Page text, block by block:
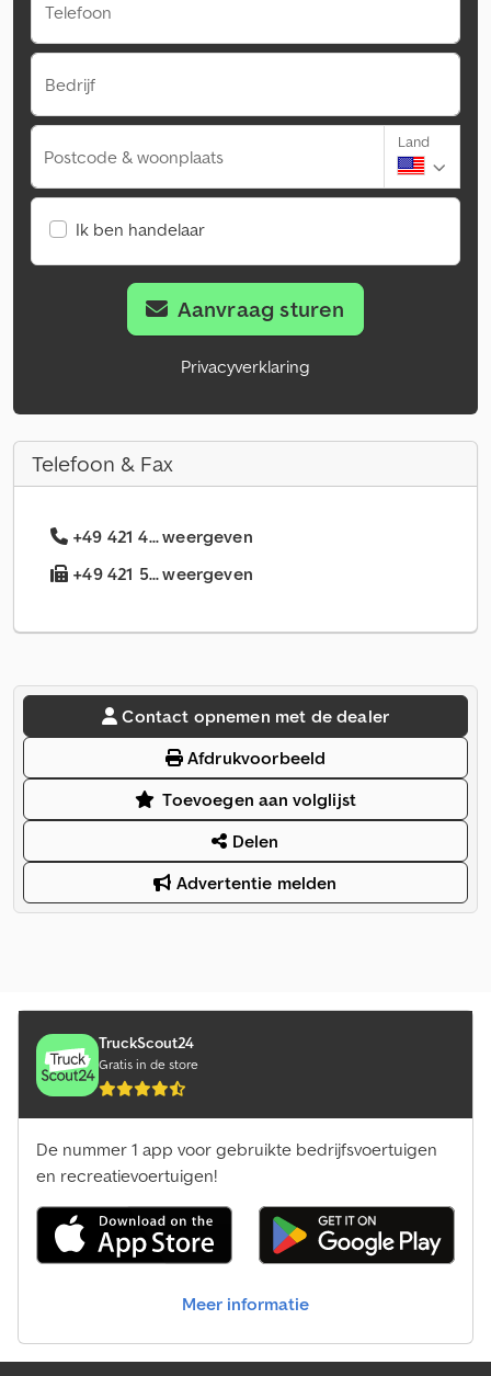
Telefoon
Bedrijf
Postcode & woonplaats
Land
Ik ben handelaar
Aanvraag sturen
Privacyverklaring
Telefoon & Fax
+49 421 4... weergeven
+49 421 5... weergeven
Contact opnemen met de dealer
Afdrukvoorbeeld
Toevoegen aan volglijst
Delen
Advertentie melden
TruckScout24
Gratis in de store
De nummer 1 app voor gebruikte bedrijfsvoertuigen
en recreatievoertuigen!
Meer informatie